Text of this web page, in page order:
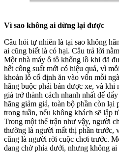
Vì sao không ai dừng lại được
Câu hỏi tự nhiên là tại sao không
ai cũng biết là có hại. Câu trả lời
Một nhà máy ô tô khổng lồ khi đã
hết công suất mới có hiệu quả, vì
khoản lỗ cố định ăn vào vốn mỗi
hãng buộc phải bán được xe, và khi
giá trở thành cách nhanh nhất để
hãng giảm giá, toàn bộ phần còn lại
trong tuần, nếu không khách sẽ lập
Trong một thế trận như vậy, người
thường là người mất thị phần trước,
cũng là người rời cuộc chơi trước.
đang chờ phía dưới, nhưng không